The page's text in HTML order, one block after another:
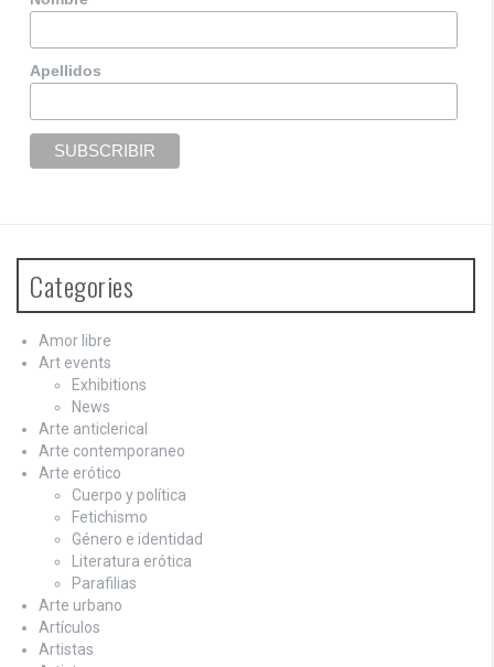
Apellidos
Categories
Amor libre
Art events
Exhibitions
News
Arte anticlerical
Arte contemporaneo
Arte erótico
Cuerpo y política
Fetichismo
Género e identidad
Literatura erótica
Parafilias
Arte urbano
Artículos
Artistas